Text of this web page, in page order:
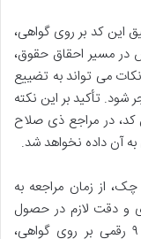
این کد بر روی گواهی،
در مسیر احقاق حقوق،
می تواند به تضییع
تأکید بر این نکته
در مراجع ذی صلاح
به آن داده نخواهد شد.
چک، از زمان مراجعه به
و دقت لازم در حصول
اطمینان از درج صحیح و کامل کد رهگیری ۹ رقمی بر روی گواهی،